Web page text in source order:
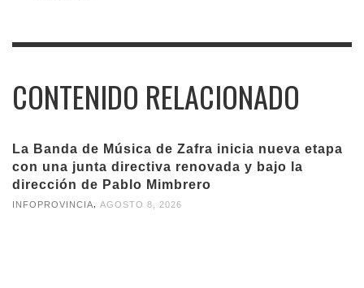
CONTENIDO RELACIONADO
La Banda de Música de Zafra inicia nueva etapa
con una junta directiva renovada y bajo la
dirección de Pablo Mimbrero
INFOPROVINCIA AGOSTO 8, 2026